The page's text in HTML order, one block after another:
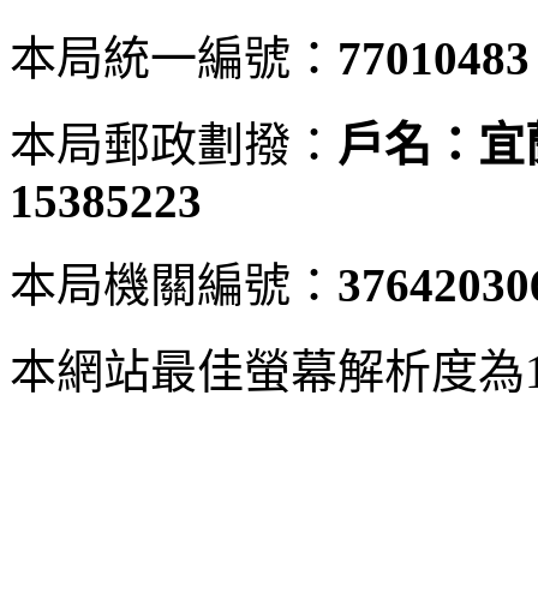
本局統一編號： 77010483
本局郵政劃撥： 戶名：
15385223
本局機關編號：
本網站最佳螢幕解析度